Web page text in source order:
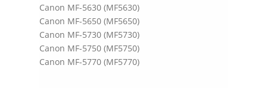
Canon MF-5630 (MF5630)
Canon MF-5650 (MF5650)
Canon MF-5730 (MF5730)
Canon MF-5750 (MF5750)
Canon MF-5770 (MF5770)